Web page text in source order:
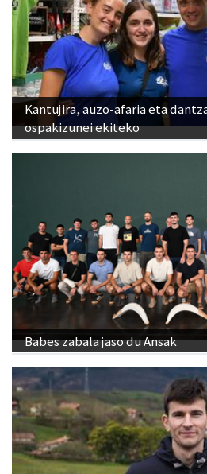
Kantujira, auzo-afaria eta
ospakizunei ekiteko
Babes zabala jaso du Ansak